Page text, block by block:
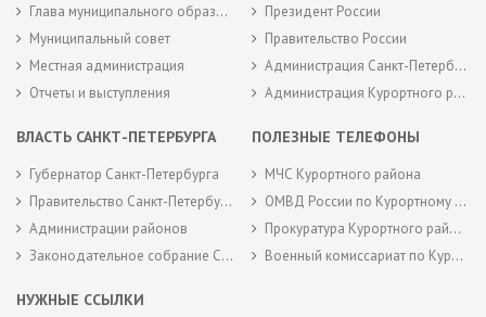
Глава муниципального образования
Муниципальный совет
Местная администрация
Отчеты и выступления
Президент России
Правительство России
Администрация Санкт-Петербурга
Администрация Курортного района Санкт-Петербурга
ВЛАСТЬ САНКТ-ПЕТЕРБУРГА
Губернатор Санкт-Петербурга
Правительство Санкт-Петербурга
Администрации районов
Законодательное собрание Санкт-Петербурга
ПОЛЕЗНЫЕ ТЕЛЕФОНЫ
МЧС Курортного района
ОМВД России по Курортному району
Прокуратура Курортного района
Военный комиссариат по Курортному районам города Санкт-Петербурга
НУЖНЫЕ ССЫЛКИ